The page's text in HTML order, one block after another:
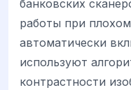
банковских
работы при
автоматически
используют
контрастности